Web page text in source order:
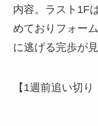
内容。ラスト1F
めておりフォー
に逃げる完歩が
【1週前追い切